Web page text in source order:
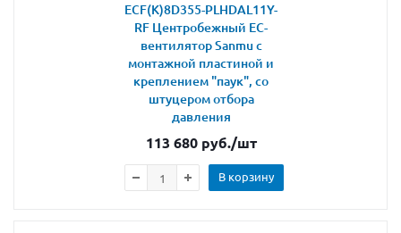
ECF(K)8D355-PLHDAL11Y-
RF Центробежный ЕС-
вентилятор Sanmu с
монтажной пластиной и
креплением "паук", со
штуцером отбора
давления
113 680руб./шт
В корзину